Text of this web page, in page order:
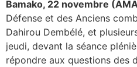
Bamako, 22 novembre
Défense et des Anciens
Dahirou Dembélé, et
jeudi, devant la séance
répondre aux questions des